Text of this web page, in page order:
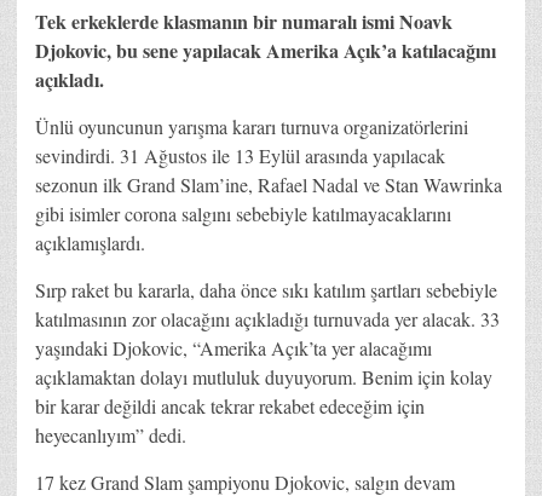
Tek erkeklerde klasmanın bir numaralı ismi Noavk
Djokovic, bu sene yapılacak Amerika Açık’a katılacağını
açıkladı.
Ünlü oyuncunun yarışma kararı turnuva organizatörlerini
sevindirdi. 31 Ağustos ile 13 Eylül arasında yapılacak
sezonun ilk Grand Slam’ine, Rafael Nadal ve Stan Wawrinka
gibi isimler corona salgını sebebiyle katılmayacaklarını
açıklamışlardı.
Sırp raket bu kararla, daha önce sıkı katılım şartları sebebiyle
katılmasının zor olacağını açıkladığı turnuvada yer alacak. 33
yaşındaki Djokovic, “Amerika Açık’ta yer alacağımı
açıklamaktan dolayı mutluluk duyuyorum. Benim için kolay
bir karar değildi ancak tekrar rekabet edeceğim için
heyecanlıyım” dedi.
17 kez Grand Slam şampiyonu Djokovic, salgın devam